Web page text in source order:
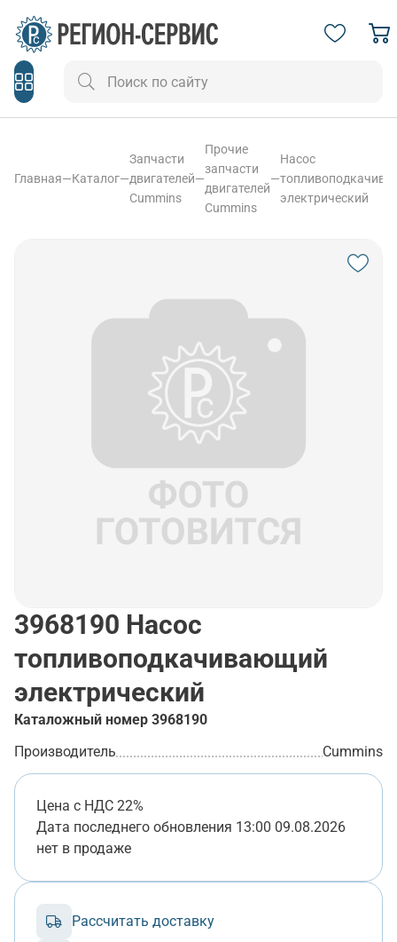
Главная—Каталог—
Запчасти
двигателей
Cummins
—
Прочие
запчасти
двигателей
Cummins
—
Насос
электрический
3968190 Насос
топливоподкачивающий
электрический
Каталожный номер 3968190
Производитель
Cummins
Цена с НДС 22%
Дата последнего обновления 13:00 09.08.2026
нет в продаже
Рассчитать доставку